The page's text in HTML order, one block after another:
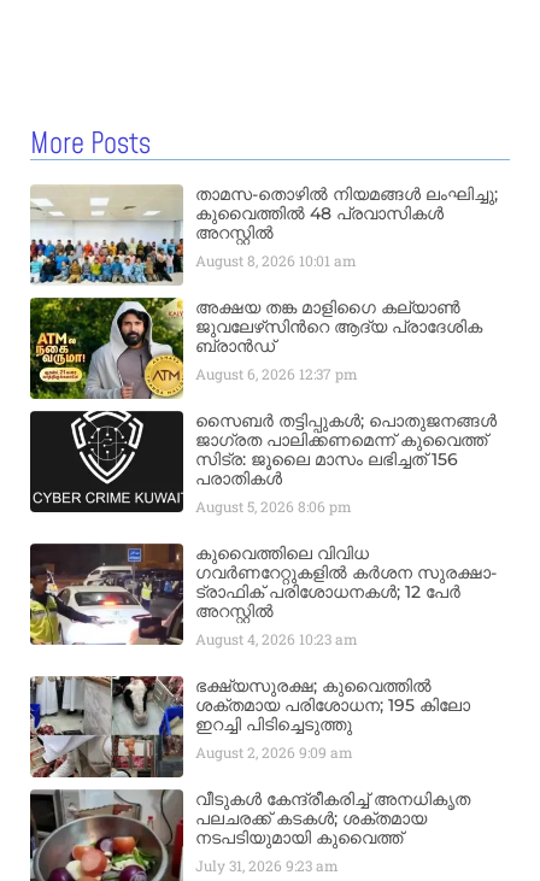
More Posts
താമസ-തൊഴിൽ നിയമങ്ങൾ ലംഘിച്ചു;
കുവൈത്തിൽ 48 പ്രവാസികൾ
അറസ്റ്റിൽ
August 8, 2026 10:01 am
അക്ഷയ തങ്ക മാളിഗൈ കല്യാണ്‍
ജുവലേഴ്‌സിന്‍റെ ആദ്യ പ്രാദേശിക
ബ്രാന്‍ഡ്
August 6, 2026 12:37 pm
സൈബർ തട്ടിപ്പുകൾ; പൊതുജനങ്ങൾ
ജാഗ്രത പാലിക്കണമെന്ന് കുവൈത്ത്
സിട്ര: ജൂലൈ മാസം ലഭിച്ചത് 156
പരാതികൾ
August 5, 20268:06 pm
കുവൈത്തിലെ വിവിധ
ഗവർണറേറ്റുകളിൽ കർശന സുരക്ഷാ-
ട്രാഫിക് പരിശോധനകൾ; 12 പേർ
അറസ്റ്റിൽ
August 4, 2026 10:23 am
ഭക്ഷ്യസുരക്ഷ; കുവൈത്തിൽ
ശക്തമായ പരിശോധന; 195 കിലോ
ഇറച്ചി പിടിച്ചെടുത്തു
August 2, 20269:09 am
വീടുകൾ കേന്ദ്രീകരിച്ച് അനധികൃത
പലചരക്ക് കടകൾ; ശക്തമായ
നടപടിയുമായി കുവൈത്ത്
July 31, 20269:23 am